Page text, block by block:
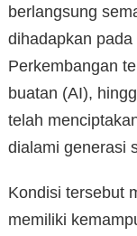
berlangsung
dihadapkan
Perkembangan
buatan (AI),
telah
dialami generasi
Kondisi tersebut
memiliki